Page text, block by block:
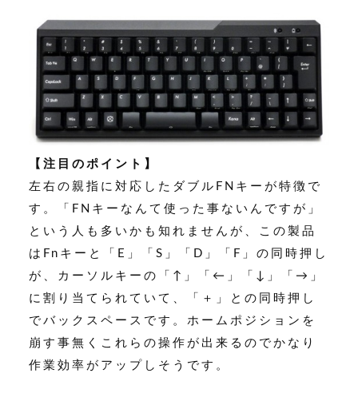
【注目のポイント】
左右の親指に対応したダブルFNキーが特徴で
す。「FNキーなんて使った事ないんですが」
という人も多いかも知れませんが、この製品
はFnキーと「E」「S」「D」「F」の同時押し
が、カーソルキーの「↑」「←」「↓」「→」
に割り当てられていて、「＋」との同時押し
でバックスペースです。ホームポジションを
崩す事無くこれらの操作が出来るのでかなり
作業効率がアップしそうです。